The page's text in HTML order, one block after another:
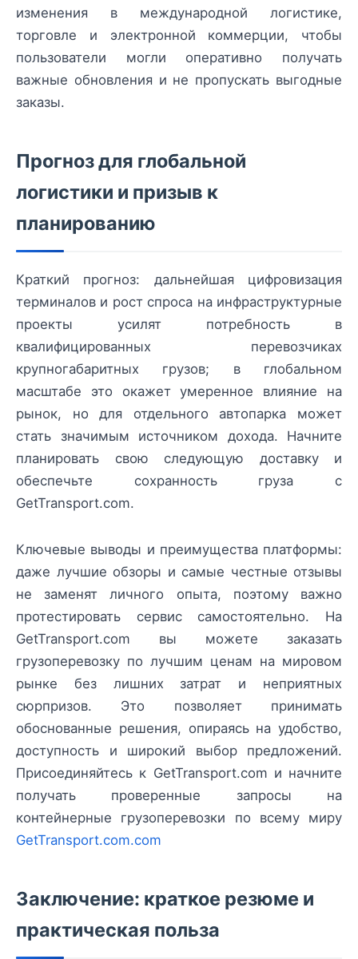
изменения в международной логистике,
торговле и электронной коммерции, чтобы
пользователи могли оперативно получать
важные обновления и не пропускать выгодные
заказы.
Прогноз для глобальной
логистики и призыв к
планированию
Краткий прогноз: дальнейшая цифровизация
терминалов и рост спроса на инфраструктурные
проекты усилят потребность в
квалифицированных перевозчиках
крупногабаритных грузов; в глобальном
масштабе это окажет умеренное влияние на
рынок, но для отдельного автопарка может
стать значимым источником дохода. Начните
планировать свою следующую доставку и
обеспечьте сохранность груза с
GetTransport.com.
Ключевые выводы и преимущества платформы:
даже лучшие обзоры и самые честные отзывы
не заменят личного опыта, поэтому важно
протестировать сервис самостоятельно. На
GetTransport.com вы можете заказать
грузоперевозку по лучшим ценам на мировом
рынке без лишних затрат и неприятных
сюрпризов. Это позволяет принимать
обоснованные решения, опираясь на удобство,
доступность и широкий выбор предложений.
Присоединяйтесь к GetTransport.com и начните
получать проверенные запросы на
контейнерные грузоперевозки по всему миру
GetTransport.com.com
Заключение: краткое резюме и
практическая польза